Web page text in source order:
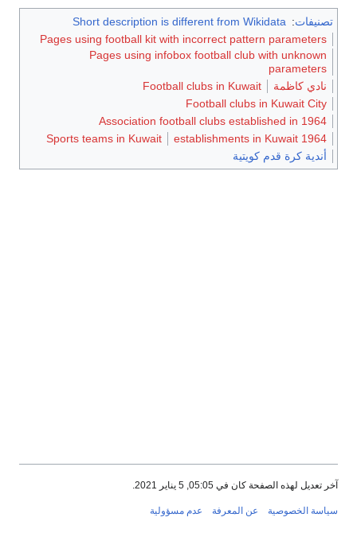
تصنيفات:
Short description is different from Wikidata
Pages using football kit with incorrect pattern parameters
Pages using infobox football club with unknown
parameters
نادي كاظمة
Football clubs in Kuwait
Football clubs in Kuwait City
Association football clubs established in 1964
1964 establishments in Kuwait
Sports teams in Kuwait
أندية كرة قدم كويتية
آخر تعديل لهذه الصفحة كان في 05:05, 5 يناير 2021.
سياسة الخصوصية عن المعرفة عدم مسؤولية